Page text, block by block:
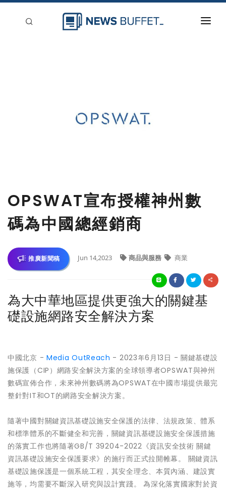
OPSWAT宣布授權神州數
碼為中國總經銷商
推廣新聞稿 Jun 14,2023 商品與服務 商業
為大中華地區提供更強大的關鍵基
礎設施網路安全解決方案
中國北京 - Media OutReach - 2023年6月13日 - 關鍵基礎設
施保護（CIP）網路安全解決方案的全球領導者OPSWAT與神州
數碼宣佈合作，未來神州數碼將為OPSWAT在中國市場提供最完
整針對IT和OT的網路安全解決方案。
隨著中國對關鍵資訊基礎設施安全保護的法律、法規政策、體系
和標準體系的不斷健全和完善，關鍵資訊基礎設施安全保護措施
的落實工作也將隨著GB/T 39204-2022《資訊安全技術 關鍵
資訊基礎設施安全保護要求》的施行而正式拉開帷幕。 關鍵資訊
基礎設施保護是一個系統工程，其安全理念、本質內涵、建設實
施等，均需要不斷深入研究與設計實踐。 為深化落實國家對於資